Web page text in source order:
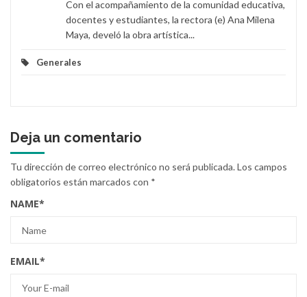
Con el acompañamiento de la comunidad educativa,
docentes y estudiantes, la rectora (e) Ana Milena
Maya, develó la obra artística...
Generales
Deja un comentario
Tu dirección de correo electrónico no será publicada.Los campos
obligatorios están marcados con *
NAME*
EMAIL*